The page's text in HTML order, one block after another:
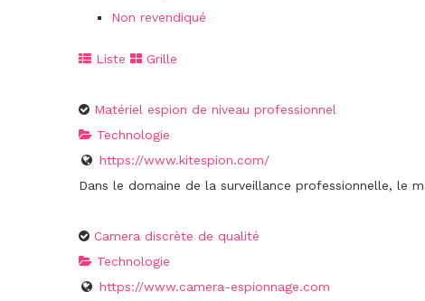
Non revendiqué
Liste Grille
Matériel espion de niveau professionnel
Technologie
https://www.kitespion.com/
Dans le domaine de la surveillance professionnelle, le
Camera discrète de qualité
Technologie
https://www.camera-espionnage.com